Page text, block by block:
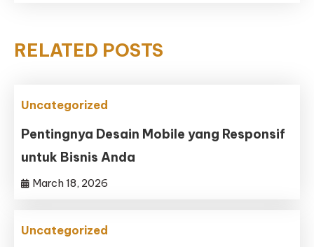
RELATED POSTS
Uncategorized
Pentingnya Desain Mobile yang Responsif
untuk Bisnis Anda
March 18, 2026
Uncategorized